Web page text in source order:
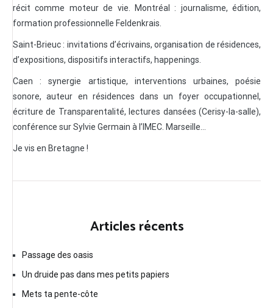
récit comme moteur de vie. Montréal : journalisme, édition,
formation professionnelle Feldenkrais.
Saint-Brieuc : invitations d’écrivains, organisation de résidences,
d’expositions, dispositifs interactifs, happenings.
Caen : synergie artistique, interventions urbaines, poésie
sonore, auteur en résidences dans un foyer occupationnel,
écriture de Transparentalité, lectures dansées (Cerisy-la-salle),
conférence sur Sylvie Germain à l’IMEC. Marseille…
Je vis en Bretagne !
Articles récents
Passage des oasis
Un druide pas dans mes petits papiers
Mets ta pente-côte